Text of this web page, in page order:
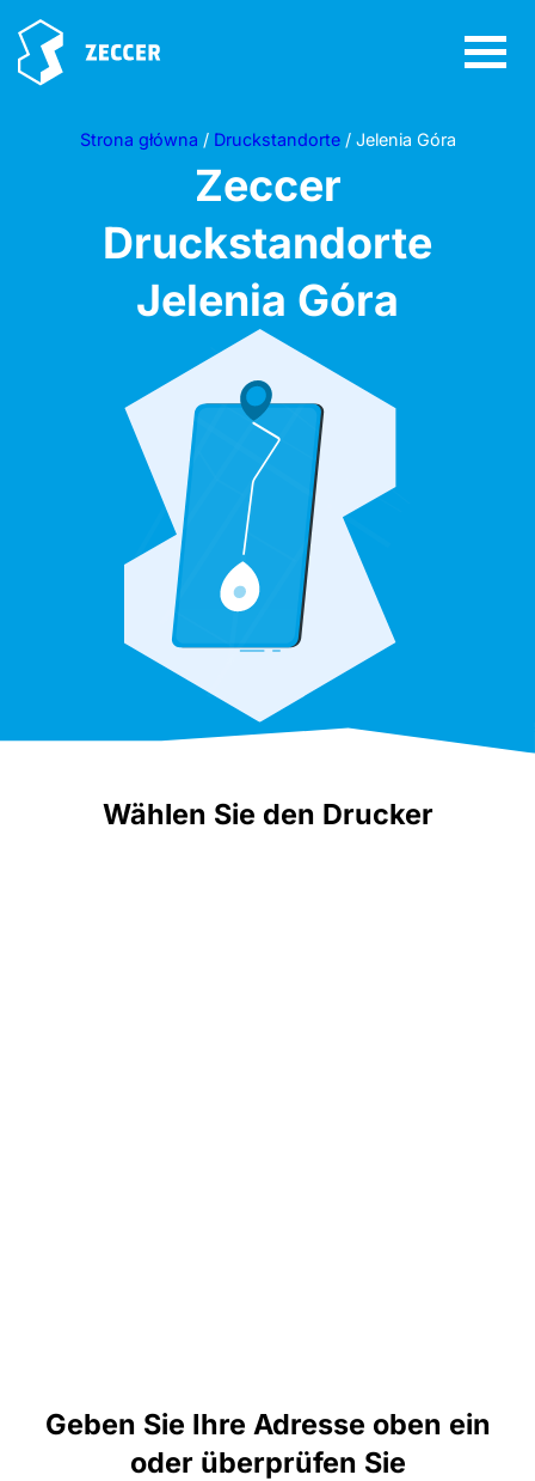
Strona główna / Druckstandorte/ Jelenia Góra
Zeccer
Druckstandorte
Jelenia Góra
Wählen Sie den Drucker
Geben Sie Ihre Adresse oben ein
oder überprüfen Sie